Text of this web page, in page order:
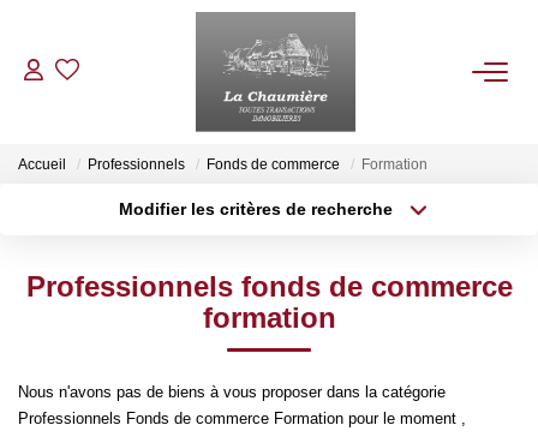
ACHETER
ESTIMER
Accueil Professionnels Fonds de commerce Formation
Modifier les critères de recherche
Type de bien
Surface min
Créer une alerte
Professionnels fonds de commerce
formation
Nous n'avons pas de biens à vous proposer dans la catégorie
Professionnels Fonds de commerce Formation pour le moment ,